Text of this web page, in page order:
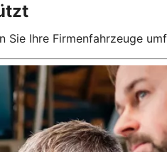
Sie Ihre Firmenfahrzeuge